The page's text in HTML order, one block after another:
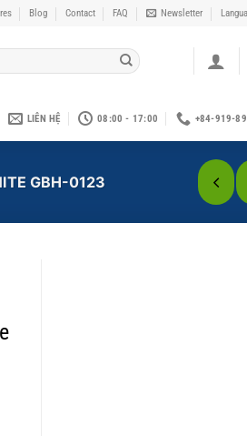
Blog Contact FAQ Newsletter
LIÊN HỆ 08:00 - 17:00 +84-919-
GBH-0123